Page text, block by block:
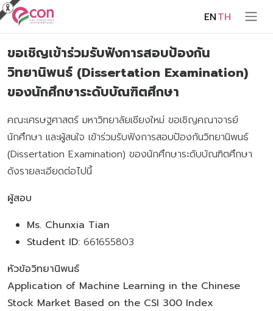
ENTH
ขอเชิญเข้าร่วมรับฟังการสอบป้องกัน
วิทยานิพนธ์ (Dissertation Examination)
ของนักศึกษาระดับบัณฑิตศึกษา
คณะเศรษฐศาสตร์ มหาวิทยาลัยเชียงใหม่ ขอเชิญคณาจารย์
นักศึกษา และผู้สนใจ เข้าร่วมรับฟังการสอบป้องกันวิทยานิพนธ์
(Dissertation Examination) ของนักศึกษาระดับบัณฑิตศึกษา
ดังรายละเอียดต่อไปนี้
ผู้สอบ
Ms. Chunxia Tian
Student ID: 661655803
หัวข้อวิทยานิพนธ์
Application of Machine Learning in the Chinese
Stock Market Based on the CSI 300 Index